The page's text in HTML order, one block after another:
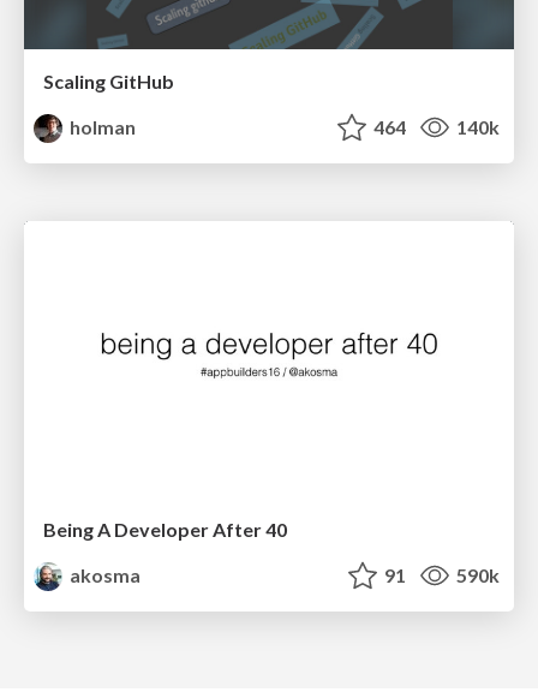
Scaling GitHub
holman
464 140k
Being A Developer After 40
akosma
91 590k